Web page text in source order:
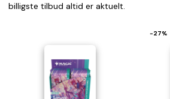
billigste tilbud altid er aktuelt.
−27%